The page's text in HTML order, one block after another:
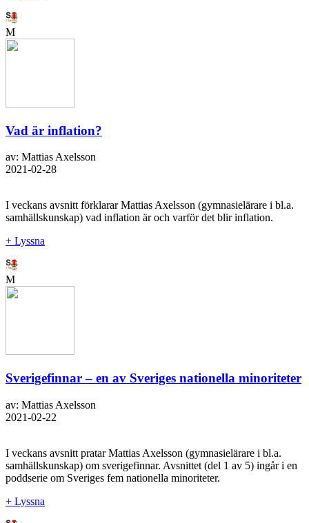
M
Vad är inflation?
av: Mattias Axelsson
2021-02-28
I veckans avsnitt förklarar Mattias Axelsson (gymnasielärare i bl.a.
samhällskunskap) vad inflation är och varför det blir inflation.
+ Lyssna
M
Sverigefinnar – en av Sveriges nationella minoriteter
av: Mattias Axelsson
2021-02-22
I veckans avsnitt pratar Mattias Axelsson (gymnasielärare i bl.a.
samhällskunskap) om sverigefinnar. Avsnittet (del 1 av 5) ingår i en
poddserie om Sveriges fem nationella minoriteter.
+ Lyssna